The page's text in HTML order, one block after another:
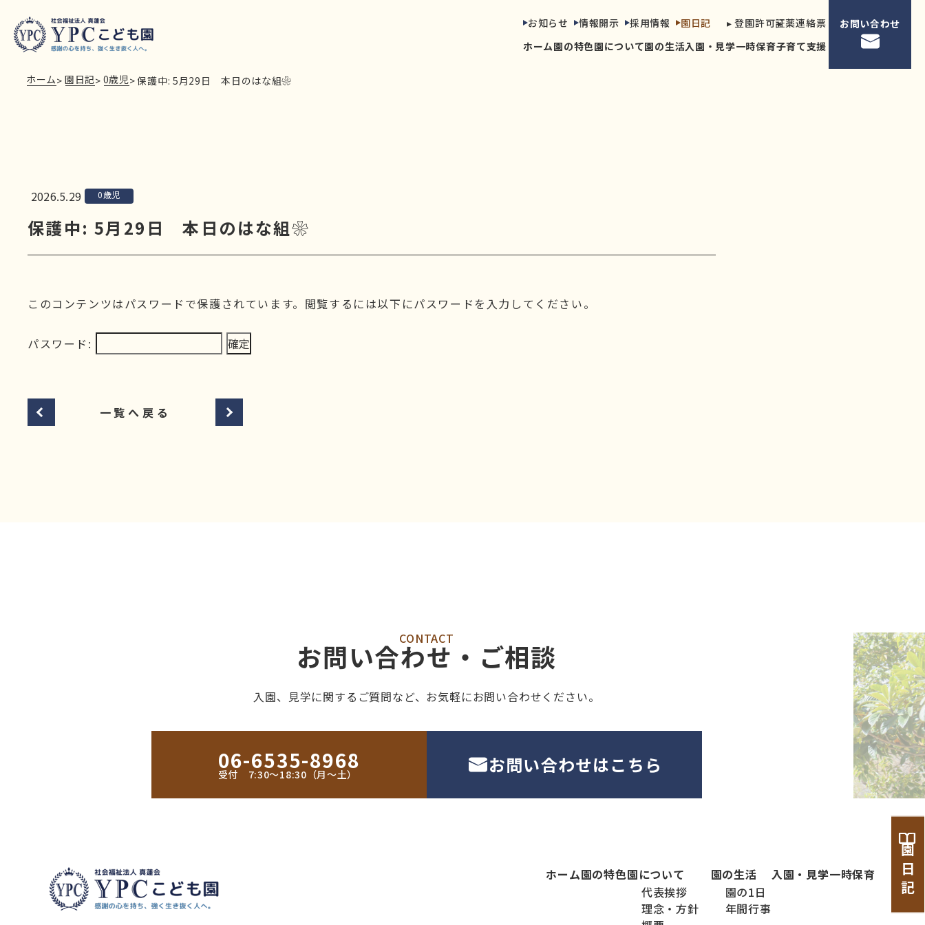
お知らせ 情報開示 採用情報 園日記 ▸ 登園許可証▸ 薬連絡票
ホーム園の特色園について園の生活入園・見学一時保育子育て支援
お問い合わせ
園 日 記
ホーム> 園日記> 0歳児> 保護中: 5月29日 本日のはな組❀
2026.5.29 0歳児
保護中: 5月29日 本日のはな組❀
このコンテンツはパスワードで保護されています。閲覧するには以下にパスワードを入力してください。
パスワード:
一覧へ戻る
CONTACT
お問い合わせ・ご相談
入園、見学に関するご質問など、 お気軽にお問い合わせください。
06-6535-8968
受付 7:30〜18:30（月〜土） お問い合わせはこちら
ホーム園の特色園について
代表挨拶
理念・方針
園の生活
園の1日
年間行事
入園・見学一時保育